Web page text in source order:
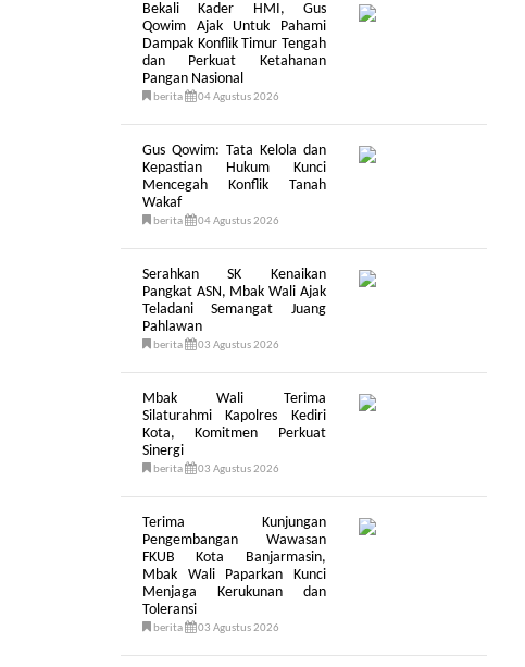
Bekali Kader HMI, Gus
Qowim Ajak Untuk Pahami
Dampak Konflik Timur Tengah
dan Perkuat Ketahanan
Pangan Nasional
berita 04 Agustus 2026
Gus Qowim: Tata Kelola dan
Kepastian Hukum Kunci
Mencegah Konflik Tanah
Wakaf
berita 04 Agustus 2026
Serahkan SK Kenaikan
Pangkat ASN, Mbak Wali Ajak
Teladani Semangat Juang
Pahlawan
berita 03 Agustus 2026
Mbak Wali Terima
Silaturahmi Kapolres Kediri
Kota, Komitmen Perkuat
Sinergi
berita 03 Agustus 2026
Terima Kunjungan
Pengembangan Wawasan
FKUB Kota Banjarmasin,
Mbak Wali Paparkan Kunci
Menjaga Kerukunan dan
Toleransi
berita 03 Agustus 2026